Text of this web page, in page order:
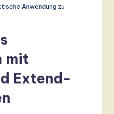
Anwendung zu
mit
Extend-